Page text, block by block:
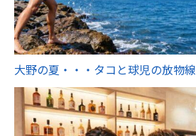
大野の夏・・・タコと球児の放物線